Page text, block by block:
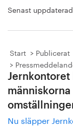
Senast
Start Publicerat
Jernkontoret
Nu släpper